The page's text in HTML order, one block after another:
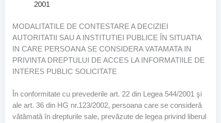
2001
MODALITATILE DE CONTESTARE A DECIZIEI
AUTORITATII SAU A INSTITUTIEI PUBLICE ÎN SITUATIA
IN CARE PERSOANA SE CONSIDERA VATAMATA IN
PRIVINTA DREPTULUI DE ACCES LA INFORMATIILE DE
INTERES PUBLIC SOLICITATE
În conformitate cu prevederile art. 22 din Legea 544/2001 şi
ale art. 36 din HG nr.123/2002, persoana care se consideră
vătămată în drepturile sale, prevăzute de legea privind liberul